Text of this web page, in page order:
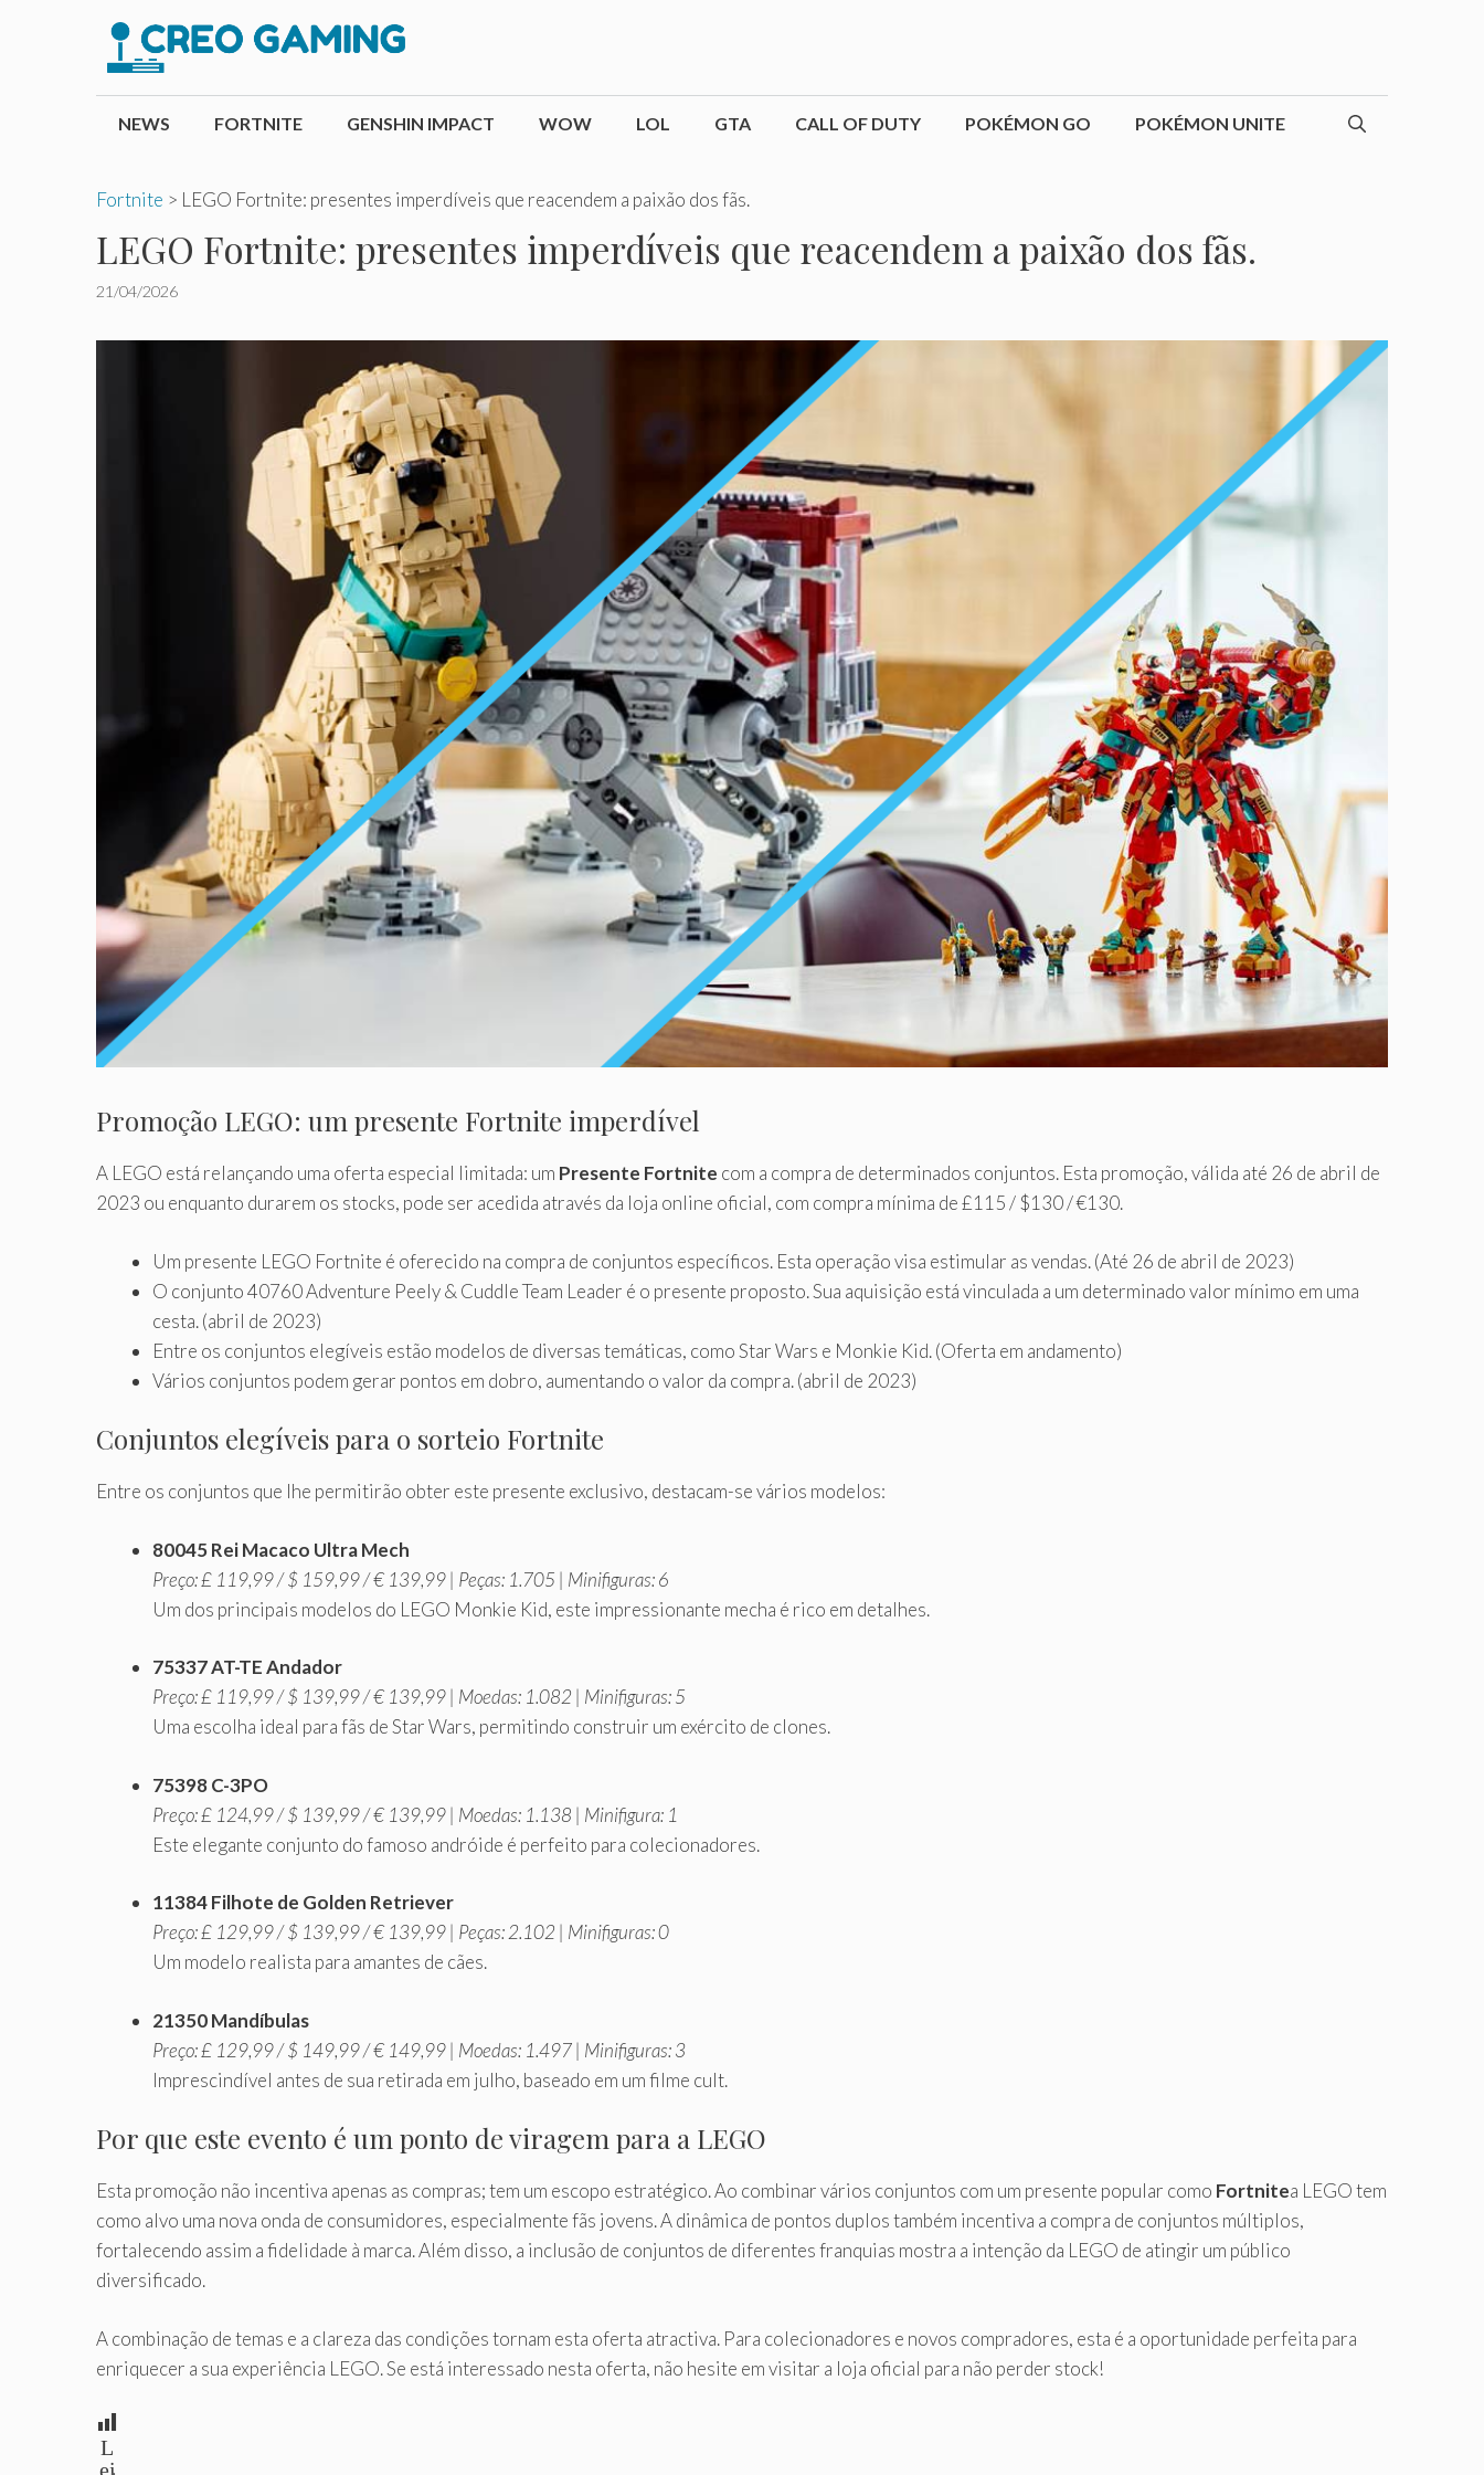
conteúdo
NEWS FORTNITE GENSHIN IMPACT WOW LOL GTA CALL OF DUTY POKÉMON GO POKÉMON UNITE
Fortnite > LEGO Fortnite: presentes imperdíveis que reacendem a paixão dos fãs.
LEGO Fortnite: presentes imperdíveis que reacendem a paixão dos fãs.
21/04/2026
Promoção LEGO: um presente Fortnite imperdível
A LEGO está relançando uma oferta especial limitada: um Presente Fortnite com a compra de determinados conjuntos. Esta promoção, válida até 26 de abril de
2023 ou enquanto durarem os stocks, pode ser acedida através da loja online oficial, com compra mínima de £115 / $130 / €130.
Um presente LEGO Fortnite é oferecido na compra de conjuntos específicos. Esta operação visa estimular as vendas. (Até 26 de abril de 2023)
O conjunto 40760 Adventure Peely & Cuddle Team Leader é o presente proposto. Sua aquisição está vinculada a um determinado valor mínimo em uma
cesta. (abril de 2023)
Entre os conjuntos elegíveis estão modelos de diversas temáticas, como Star Wars e Monkie Kid. (Oferta em andamento)
Vários conjuntos podem gerar pontos em dobro, aumentando o valor da compra. (abril de 2023)
Conjuntos elegíveis para o sorteio Fortnite
Entre os conjuntos que lhe permitirão obter este presente exclusivo, destacam-se vários modelos:
80045 Rei Macaco Ultra Mech
Preço: £ 119,99 / $ 159,99 / € 139,99 | Peças: 1.705 | Minifiguras: 6
Um dos principais modelos do LEGO Monkie Kid, este impressionante mecha é rico em detalhes.
75337 AT-TE Andador
Preço: £ 119,99 / $ 139,99 / € 139,99 | Moedas: 1.082 | Minifiguras: 5
Uma escolha ideal para fãs de Star Wars, permitindo construir um exército de clones.
75398 C-3PO
Preço: £ 124,99 / $ 139,99 / € 139,99 | Moedas: 1.138 | Minifigura: 1
Este elegante conjunto do famoso andróide é perfeito para colecionadores.
11384 Filhote de Golden Retriever
Preço: £ 129,99 / $ 139,99 / € 139,99 | Peças: 2.102 | Minifiguras: 0
Um modelo realista para amantes de cães.
21350 Mandíbulas
Preço: £ 129,99 / $ 149,99 / € 149,99 | Moedas: 1.497 | Minifiguras: 3
Imprescindível antes de sua retirada em julho, baseado em um filme cult.
Por que este evento é um ponto de viragem para a LEGO
Esta promoção não incentiva apenas as compras; tem um escopo estratégico. Ao combinar vários conjuntos com um presente popular como Fortnitea LEGO tem
como alvo uma nova onda de consumidores, especialmente fãs jovens. A dinâmica de pontos duplos também incentiva a compra de conjuntos múltiplos,
fortalecendo assim a fidelidade à marca. Além disso, a inclusão de conjuntos de diferentes franquias mostra a intenção da LEGO de atingir um público
diversificado.
A combinação de temas e a clareza das condições tornam esta oferta atractiva. Para colecionadores e novos compradores, esta é a oportunidade perfeita para
enriquecer a sua experiência LEGO. Se está interessado nesta oferta, não hesite em visitar a loja oficial para não perder stock!
L
ei